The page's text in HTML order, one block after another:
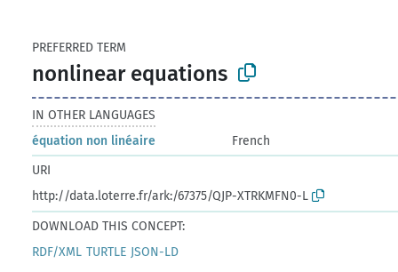
PREFERRED TERM
nonlinear equations
IN OTHER LANGUAGES
équation non linéaire
French
URI
http://data.loterre.fr/ark:/67375/QJP-XTRKMFN0-L
DOWNLOAD THIS CONCEPT:
RDF/XML TURTLE JSON-LD